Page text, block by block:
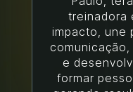
treinadora
impacto, une
e
formar